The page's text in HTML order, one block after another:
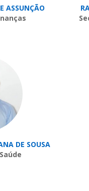
ASSUNÇÃO
DE SOUSA